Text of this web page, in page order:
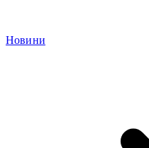
Новини